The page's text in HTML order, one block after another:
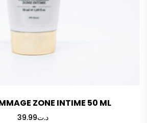
ZONE INTIME 50 ML
د.ت39.99